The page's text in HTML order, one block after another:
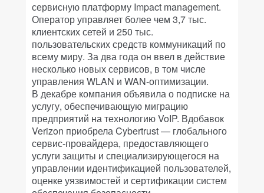
сервисную платформу Impact management.
Оператор управляет более чем 3,7 тыс.
клиентских сетей и 250 тыс.
пользовательских средств коммуникаций по
всему миру. За два года он ввел в действие
несколько новых сервисов, в том числе
управления WLAN и WAN-оптимизации.
В декабре компания объявила о подписке на
услугу, обеспечивающую миграцию
предприятий на технологию VoIP. Вдобавок
Verizon приобрела Cybertrust — глобального
сервис-провайдера, предоставляющего
услуги защиты и специализирующегося на
управлении идентификацией пользователей,
оценке уязвимостей и сертификации систем